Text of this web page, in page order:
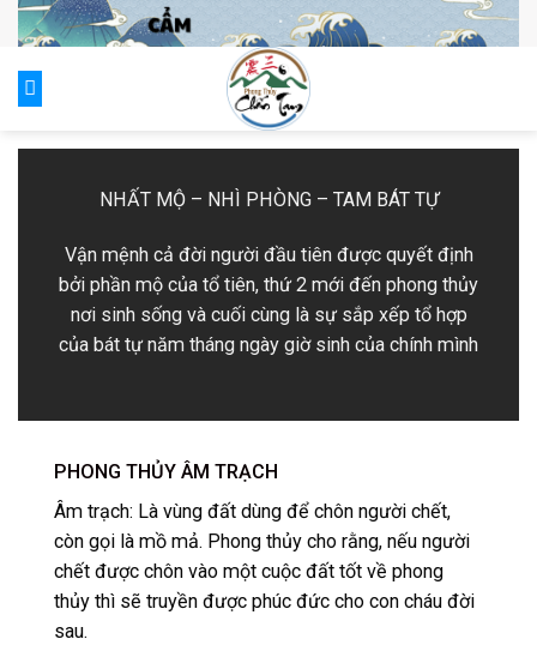
Skip
content
NHẤT MỘ – NHÌ PHÒNG – TAM BÁT TỰ
Vận mệnh cả đời người đầu tiên được quyết định
bởi phần mộ của tổ tiên, thứ 2 mới đến phong thủy
nơi sinh sống và cuối cùng là sự sắp xếp tổ hợp
của bát tự năm tháng ngày giờ sinh của chính mình
PHONG THỦY ÂM TRẠCH
Âm trạch: Là vùng đất dùng để chôn người chết,
còn gọi là mồ mả. Phong thủy cho rằng, nếu người
chết được chôn vào một cuộc đất tốt về phong
thủy thì sẽ truyền được phúc đức cho con cháu đời
sau.